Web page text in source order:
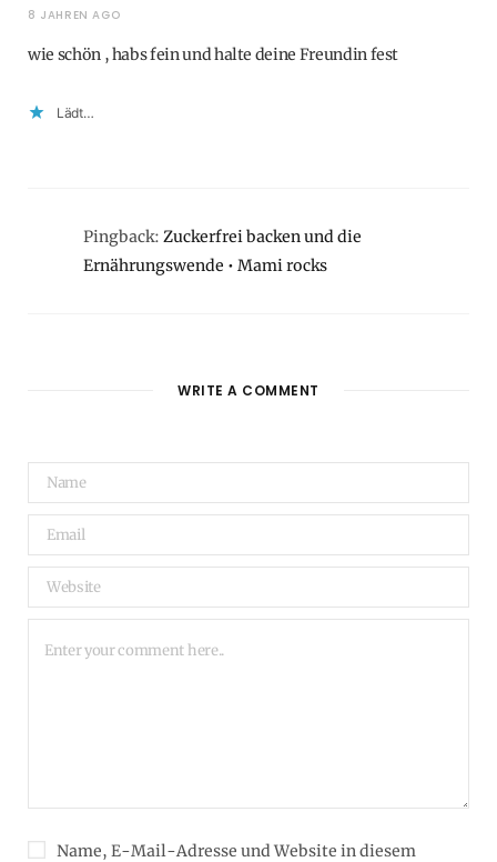
8 JAHREN AGO
wie schön , habs fein und halte deine Freundin fest
Lädt…
Pingback: Zuckerfrei backen und die
Ernährungswende • Mami rocks
WRITE A COMMENT
Name, E-Mail-Adresse und Website in diesem